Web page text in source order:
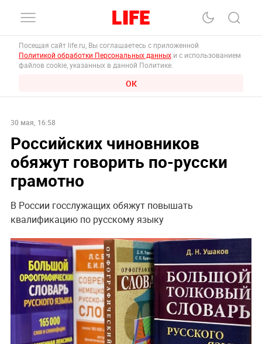
Посещая сайт life.ru, Вы соглашаетесь с приложенной
Политикой обработки Персональных данных и с использованием
файлов cookie, указанных в данной Политике.
ОК
30 мая, 16:58
Российских чиновников
обяжут говорить по-русски
грамотно
В России госслужащих обяжут повышать
квалификацию по русскому языку